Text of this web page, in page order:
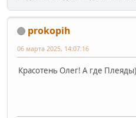
prokopih
06 марта 2025, 14:07:16
Красотень Олег! А где